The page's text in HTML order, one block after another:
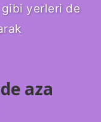
gibi yerleri de
aza